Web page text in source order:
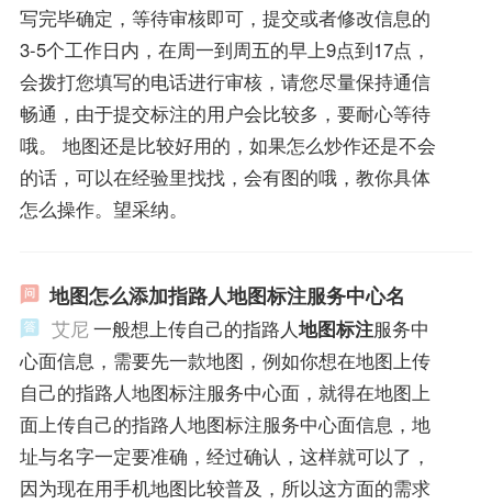
写完毕确定，等待审核即可，提交或者修改信息的
3-5个工作日内，在周一到周五的早上9点到17点，
会拨打您填写的电话进行审核，请您尽量保持通信
畅通，由于提交标注的用户会比较多，要耐心等待
哦。 地图还是比较好用的，如果怎么炒作还是不会
的话，可以在经验里找找，会有图的哦，教你具体
怎么操作。望采纳。
地图怎么添加指路人地图标注服务中心名
艾尼一般想上传自己的指路人地图标注服务中
心面信息，需要先一款地图，例如你想在地图上传
自己的指路人地图标注服务中心面，就得在地图上
面上传自己的指路人地图标注服务中心面信息，地
址与名字一定要准确，经过确认，这样就可以了，
因为现在用手机地图比较普及，所以这方面的需求